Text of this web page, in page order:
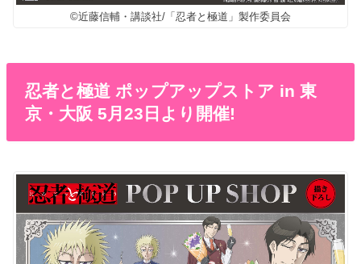
©近藤信輔・講談社/「忍者と極道」製作委員会
忍者と極道 ポップアップストア in 東
京・大阪 5月23日より開催!